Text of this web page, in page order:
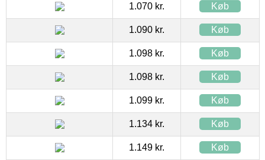
1.070 kr. Køb
1.090 kr. Køb
1.098 kr. Køb
1.098 kr. Køb
1.099 kr. Køb
1.134 kr. Køb
1.149 kr. Køb